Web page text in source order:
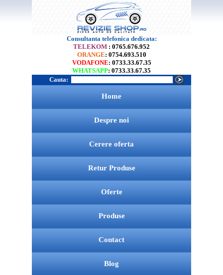
Consultanta telefonica dedicata:
TELEKOM : 0765.676.952
ORANGE: 0754.693.510
VODAFONE: 0733.33.67.35
WHATSAPP: 0733.33.67.35
Cauta:
Home
Despre noi
Cerere oferta
Retur Produse
Oferte
Produse
Contact
Blog